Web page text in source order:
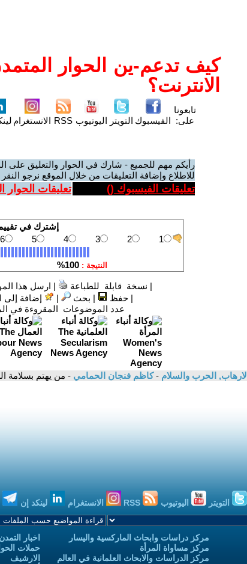
كيف تدعم-ين الحوار
الانترنت؟
تابعونا
على: الفيسبوك التويتر اليوتيوب RSS الانستغرام
رأيكم مهم للجميع - شارك في الحوار والتعليق على
للاطلاع وإضافة التعليقات من خلال الموقع نرجو
تعليقات الفيسبوك () تعليقات الحوار
| نسخة قابلة للطباعة | ارسل هذا
|حفظ | بحث | إضافة إلى
عدد الموضوعات المقروءة في
الارهاب, الحرب والسلام -كاظم فنجان الحمامي - من يهتم بسلامة
التويتر اليوتيوب الانستغرام لينكد إن
مركز دراسات وابحاث الماركسية واليسار
مركز مساواة المرأة
مركز الدراسات والابحاث العلمانية في العالم
اخبار التمدن
حملات
الارشيف